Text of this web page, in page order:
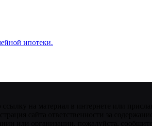
ипотеки.